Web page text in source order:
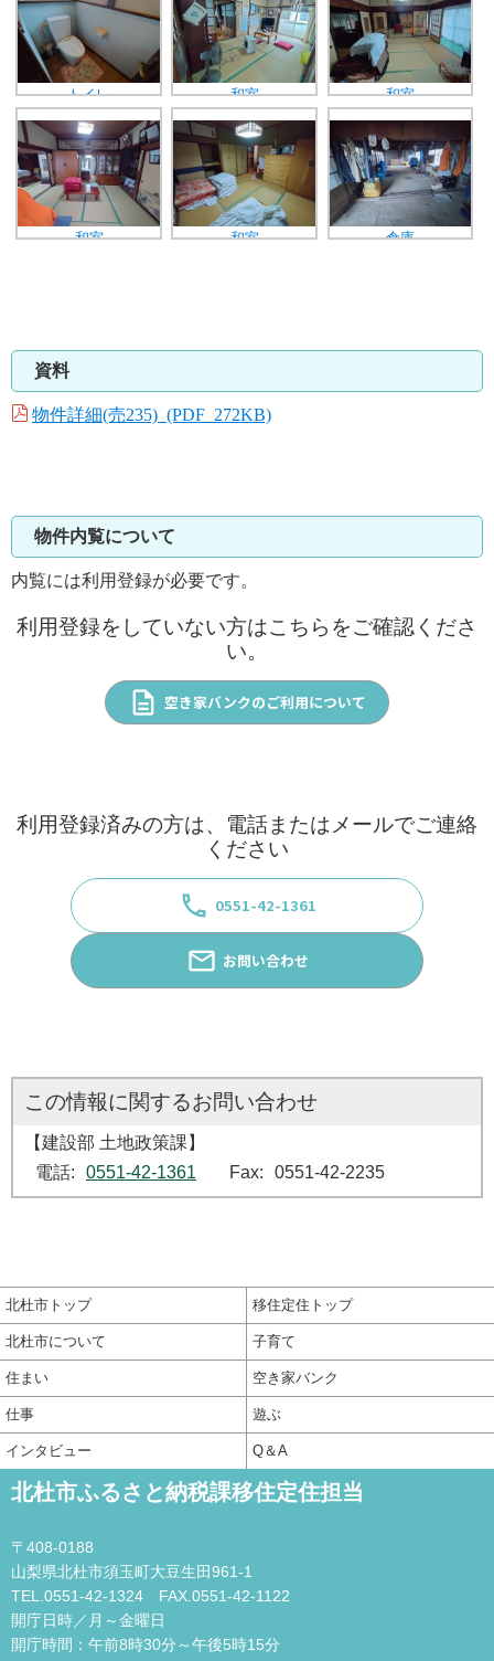
トイレ 和室 和室
和室 和室 倉庫
資料
物件詳細(売235) (PDF 272KB)
物件内覧について
内覧には利用登録が必要です。
利用登録をしていない方はこちらをご確認くださ
い。
description 空き家バンクのご利用について
利用登録済みの方は、電話またはメールでご連絡
ください
phone 0551-42-1361
email お問い合わせ
お問い合わせ
建設部 土地政策課
電話:
0551-42-1361 Fax: 0551-42-2235
北杜市トップ 移住定住トップ
北杜市について 子育て
住まい 空き家バンク
仕事 遊ぶ
インタビュー Q＆A
北杜市ふるさと納税課移住定住担当
〒408-0188
山梨県北杜市須玉町大豆生田961-1
TEL.0551-42-1324 FAX.0551-42-1122
開庁日時／月～金曜日
開庁時間：午前8時30分～午後5時15分